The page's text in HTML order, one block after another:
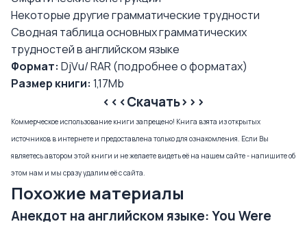
Некоторые другие грамматические трудности
Сводная таблица основных грамматических
трудностей в английском языке
Формат: DjVu/ RAR (подробнее о форматах)
Размер книги: 1,17Mb
<<<Скачать>>>
Коммерческое использование книги запрещено! Книга взята из открытых
источников в интернете и предоставлена только для ознакомления. Если Вы
являетесь автором этой книги и не желаете видеть её на нашем сайте - напишите об
этом нам и мы сразу удалим её с сайта.
Похожие материалы
Анекдот на английском языке: You Were